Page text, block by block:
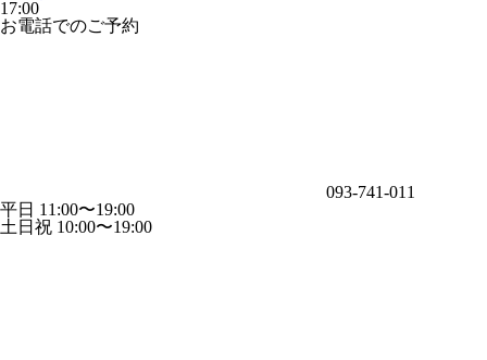
17:00
お電話でのご予約
093-741-011
平日 11:00〜19:00
土日祝 10:00〜19:00